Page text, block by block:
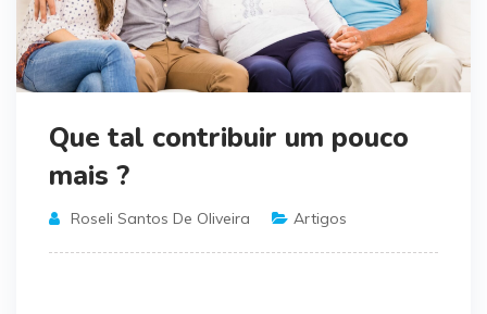
Que tal contribuir um pouco
mais ?
Roseli Santos De Oliveira Artigos